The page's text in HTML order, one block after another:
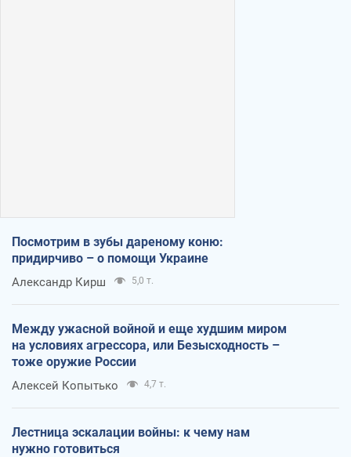
Посмотрим в зубы дареному коню:
придирчиво – о помощи Украине
Александр Кирш 5,0 т.
Между ужасной войной и еще худшим миром
на условиях агрессора, или Безысходность –
тоже оружие России
Алексей Копытько 4,7 т.
Лестница эскалации войны: к чему нам
нужно готовиться